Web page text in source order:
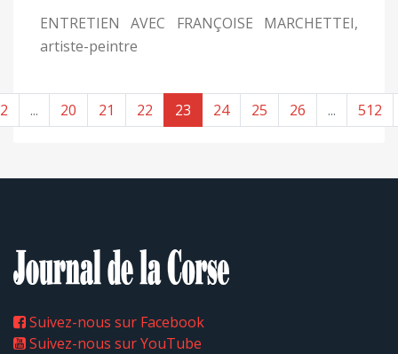
ENTRETIEN AVEC FRANÇOISE MARCHETTEI,
artiste-peintre
2 ... 20 21 22 23 24 25 26 ... 512
Suivez-nous sur Facebook
Suivez-nous sur YouTube